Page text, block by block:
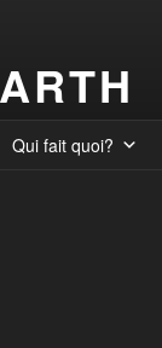
Qui fait quoi?